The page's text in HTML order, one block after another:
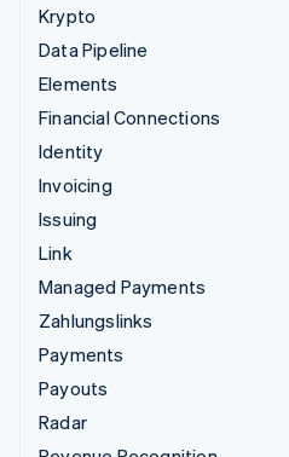
Krypto
Data Pipeline
Elements
Financial Connections
Identity
Invoicing
Issuing
Link
Managed Payments
Zahlungslinks
Payments
Payouts
Radar